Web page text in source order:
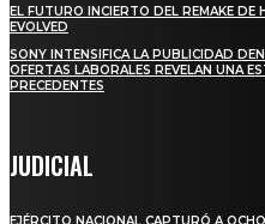
EL FUTURO INCIERTO DEL REMAKE
EVOLVED
SONY INTENSIFICA LA PUBLICIDAD
OFERTAS LABORALES REVELAN UNA
PRECEDENTES
JUDICIAL